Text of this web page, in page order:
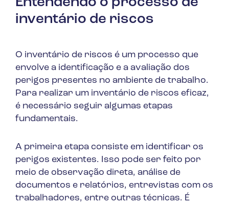
inventário de riscos
O inventário de riscos é um processo que
envolve a identificação e a avaliação dos
perigos presentes no ambiente de trabalho.
Para realizar um inventário de riscos eficaz,
é necessário seguir algumas etapas
fundamentais.
A primeira etapa consiste em identificar os
perigos existentes. Isso pode ser feito por
meio de observação direta, análise de
documentos e relatórios, entrevistas com os
trabalhadores, entre outras técnicas. É